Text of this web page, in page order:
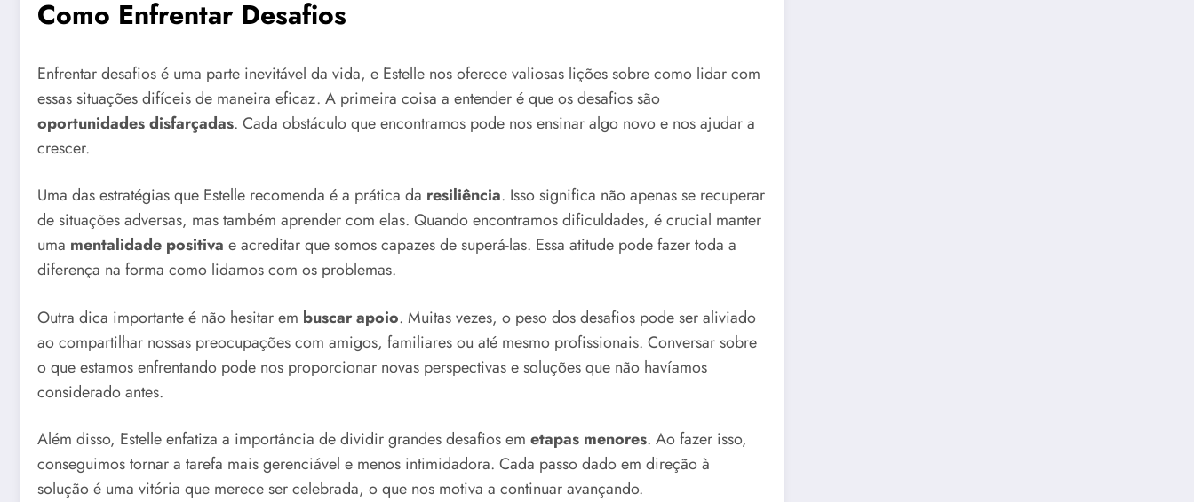
Como Enfrentar Desafios
Enfrentar desafios é uma parte inevitável da vida, e Estelle nos oferece valiosas lições sobre como lidar com
essas situações difíceis de maneira eficaz. A primeira coisa a entender é que os desafios são
oportunidades disfarçadas. Cada obstáculo que encontramos pode nos ensinar algo novo e nos ajudar a
crescer.
Uma das estratégias que Estelle recomenda é a prática da resiliência. Isso significa não apenas se recuperar
de situações adversas, mas também aprender com elas. Quando encontramos dificuldades, é crucial manter
uma mentalidade positiva e acreditar que somos capazes de superá-las. Essa atitude pode fazer toda a
diferença na forma como lidamos com os problemas.
Outra dica importante é não hesitar em buscar apoio. Muitas vezes, o peso dos desafios pode ser aliviado
ao compartilhar nossas preocupações com amigos, familiares ou até mesmo profissionais. Conversar sobre
o que estamos enfrentando pode nos proporcionar novas perspectivas e soluções que não havíamos
considerado antes.
Além disso, Estelle enfatiza a importância de dividir grandes desafios em etapas menores. Ao fazer isso,
conseguimos tornar a tarefa mais gerenciável e menos intimidadora. Cada passo dado em direção à
solução é uma vitória que merece ser celebrada, o que nos motiva a continuar avançando.